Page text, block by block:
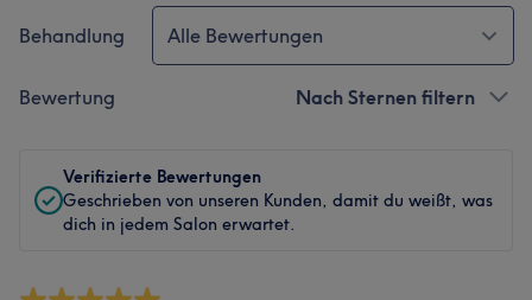
Behandlung Alle Bewertungen
Bewertung Nach Sternen filtern
Verifizierte Bewertungen
Geschrieben von unseren Kunden, damit du weißt, was
dich in jedem Salon erwartet.